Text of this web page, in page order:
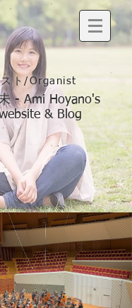
スト/Organist
- Ami Hoyano's
& Blog